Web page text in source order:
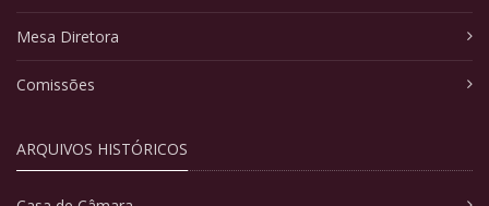
Mesa Diretora
Comissões
ARQUIVOS HISTÓRICOS